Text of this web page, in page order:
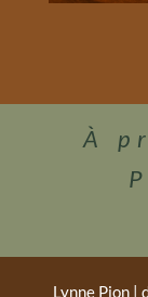
À
Lynne Pion |